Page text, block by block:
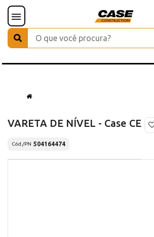
VARETA DE NÍVEL - Case CE
Cód./PN 504164474